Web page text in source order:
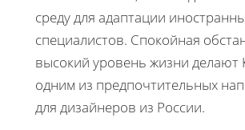
среду для адаптации
специалистов. Спокойная
высокий уровень жизни делают
одним из предпочтительных
для дизайнеров из России.